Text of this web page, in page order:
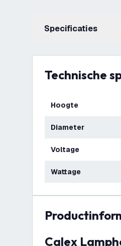
Specificaties
Technische
Hoogte
Diameter
Voltage
Wattage
Calex Lamphouder E27 – Ø42mm – H63mm -